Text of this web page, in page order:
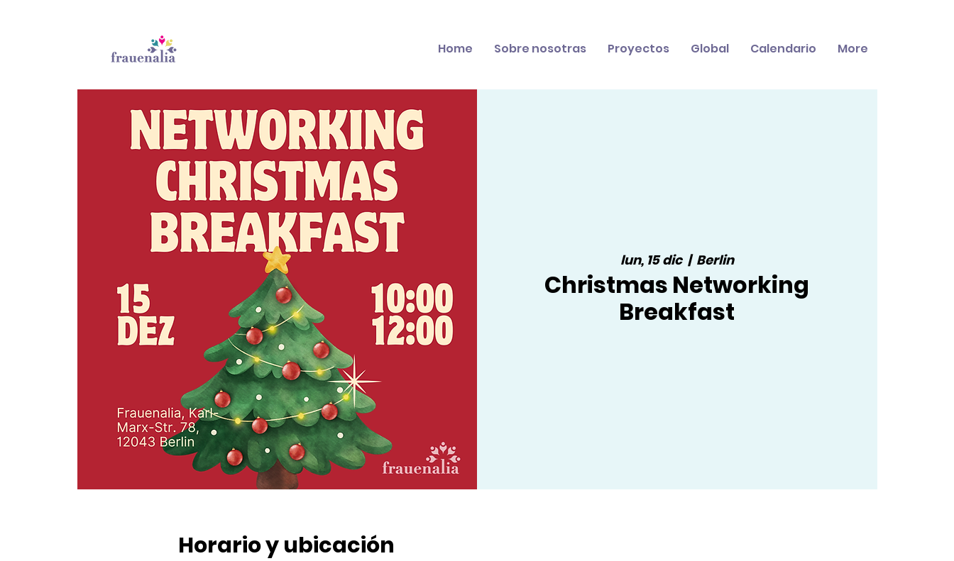
Home Sobre nosotras Proyectos Global Calendario More
lun, 15 dic
  |
Berlin
Christmas Networking
Breakfast
Horario y ubicación